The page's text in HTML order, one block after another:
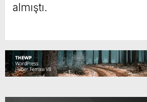
almıştı.